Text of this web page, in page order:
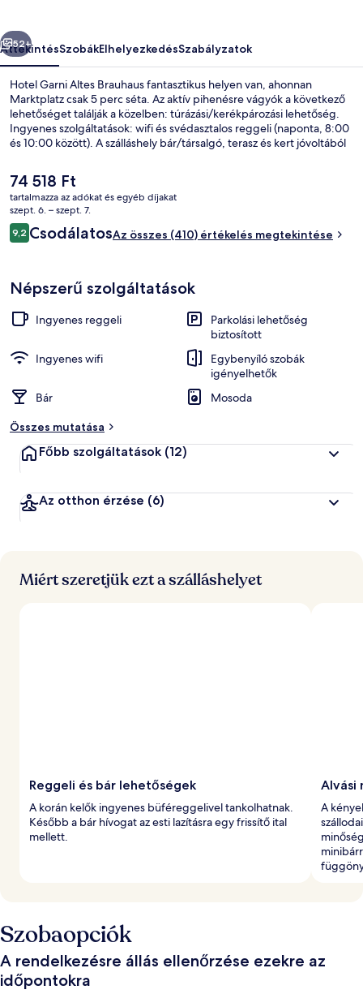
Következő
52+
ÁttekintésSzobákElhelyezkedésSzabályzatok
Hotel Garni Altes Brauhaus fantasztikus helyen van, ahonnan
Marktplatz csak 5 perc séta. Az aktív pihenésre vágyók a következő
lehetőséget találják a közelben: túrázási/kerékpározási lehetőség.
Ingyenes szolgáltatások: wifi és svédasztalos reggeli (naponta, 8:00
és 10:00 között). A szálláshely bár/társalgó, terasz és kert jóvoltából
A
jelenlegi
ár
74 518 Ft
74 518 Ft
tartalmazza az adókat és egyéb díjakat
szept. 6. – szept. 7.
Értékelések
9,29,2 ennyiből: 10
CsodálatosAz összes (410) értékelés megtekintése
Népszerű szolgáltatások
Ingyenes reggeli
Parkolási lehetőség
biztosított
Ingyenes wifi
Egybenyíló szobák
igényelhetők
Bár
Mosoda
Összes mutatása
Főbb szolgáltatások (12)
Az otthon érzése (6)
Miért szeretjük ezt a szálláshelyet
Reggeli és bár lehetőségek
A korán kelők ingyenes büféreggelivel tankolhatnak.
Később a bár hívogat az esti lazításra egy frissítő ital
mellett.
Alvási
A
Szobaopciók
A rendelkezésre állás ellenőrzése ezekre az
időpontokra